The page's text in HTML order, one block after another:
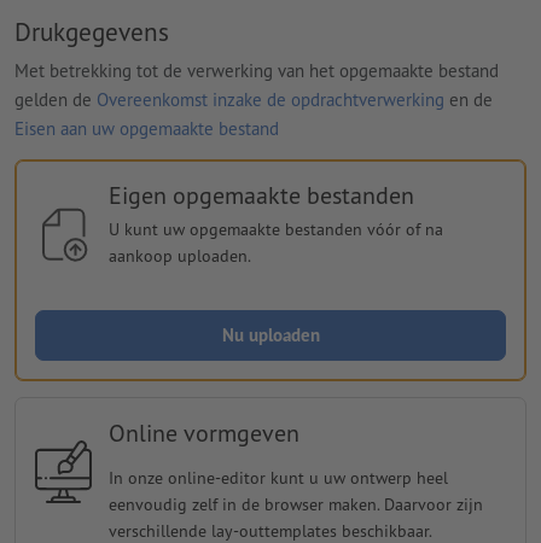
Drukgegevens
Met betrekking tot de verwerking van het opgemaakte bestand
gelden de Overeenkomst inzake de opdrachtverwerking en de
Eisen aan uw opgemaakte bestand
Eigen opgemaakte bestanden
U kunt uw opgemaakte bestanden vóór of na
aankoop uploaden.
Nu uploaden
Online vormgeven
In onze online-editor kunt u uw ontwerp heel
eenvoudig zelf in de browser maken. Daarvoor zijn
verschillende lay-outtemplates beschikbaar.